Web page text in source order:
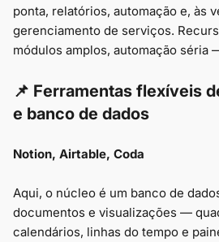
ponta, relatórios, automação e, às
gerenciamento de serviços.
módulos amplos, automação séria
📌 Ferramentas flexíveis
e banco de dados
Notion, Airtable, Coda
Aqui, o núcleo é um banco de
documentos e visualizações —
calendários, linhas do tempo e